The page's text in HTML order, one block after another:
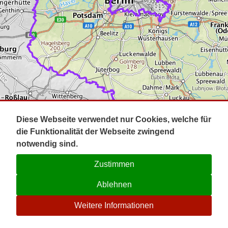
Impressum
Kontakt
☉
Diese Webseite verwendet nur Cookies, welche für
die Funktionalität der Webseite zwingend
notwendig sind.
Zustimmen
Ablehnen
Weitere Informationen